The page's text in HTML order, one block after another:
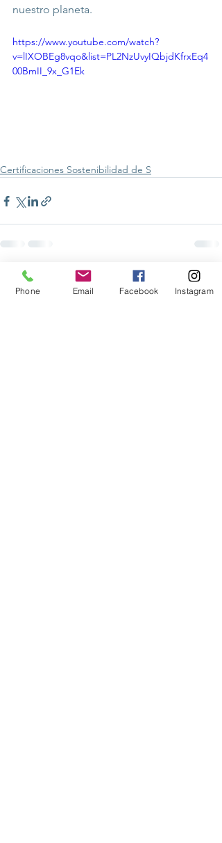
nuestro planeta.
https://www.youtube.com/watch?
v=lIXOBEg8vqo&list=PL2NzUvyIQbjdKfrxEq4
00BmII_9x_G1Ek
Certificaciones Sostenibilidad de S
Entradas recientes Ver todo
Phone Email Facebook Instagram